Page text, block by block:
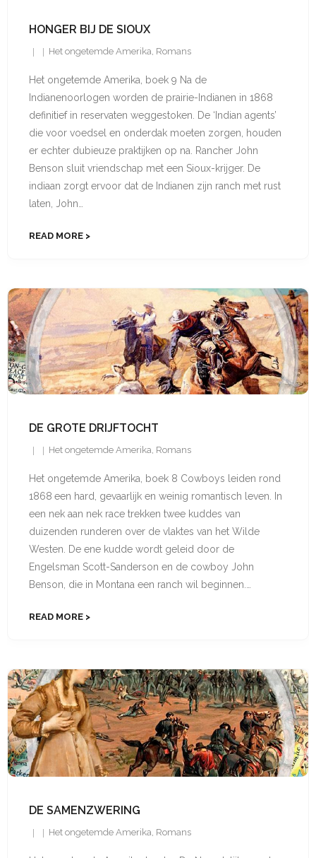
HONGER BIJ DE SIOUX
Het ongetemde Amerika Romans
Het ongetemde Amerika, boek 9 Na de
Indianenoorlogen worden de prairie-Indianen in 1868
definitief in reservaten weggestoken. De ‘Indian agents’
die voor voedsel en onderdak moeten zorgen, houden
er echter dubieuze praktijken op na. Rancher John
Benson sluit vriend­schap met een Sioux-krijger. De
indiaan zorgt ervoor dat de Indianen zijn ranch met rust
laten, John…
READ MORE
DE GROTE DRIJFTOCHT
Het ongetemde Amerika, Romans
Het ongetemde Amerika, boek 8 Cowboys leiden rond
1868 een hard, gevaarlijk en weinig romantisch leven. In
een nek aan nek race trekken twee kuddes van
duizenden runderen over de vlaktes van het Wilde
Westen. De ene kudde wordt geleid door de
Engelsman Scott-Sanderson en de cowboy John
Benson, die in Montana een ranch wil beginnen.…
READ MORE
DE SAMENZWERING
Het ongetemde Amerika, Romans